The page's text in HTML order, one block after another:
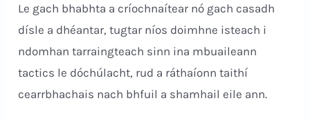
Le gach bhabhta a críochnaítear nó gach casadh
dísle a dhéantar, tugtar níos doimhne isteach i
ndomhan tarraingteach sinn ina mbuaileann
tactics le dóchúlacht, rud a ráthaíonn taithí
cearrbhachais nach bhfuil a shamhail eile ann.